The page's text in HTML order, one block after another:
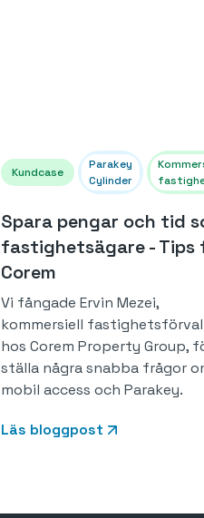
Kundcase
Parakey
Cylinder
Spara pengar och tid
fastighetsägare - Tips
Corem
Vi fångade Ervin Mezei,
kommersiell
hos Corem Property Group,
ställa några snabba frågor
mobil access och Parakey.
Läs bloggpost